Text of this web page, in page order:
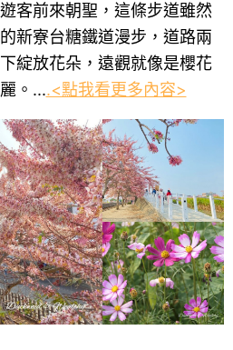
客前來朝聖，這條步道雖然
新寮台糖鐵道漫步，道路兩
綻放花朵，遠觀就像是櫻花
。....<點我看更多內容>